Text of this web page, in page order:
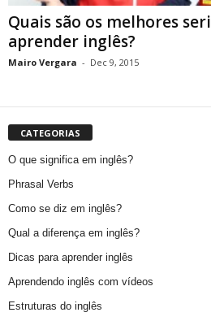
Quais são os melhores
aprender inglês?
Mairo Vergara - Dec 9, 2015
CATEGORIAS
O que significa em inglês?
Phrasal Verbs
Como se diz em inglês?
Qual a diferença em inglês?
Dicas para aprender inglês
Aprendendo inglês com vídeos
Estruturas do inglês